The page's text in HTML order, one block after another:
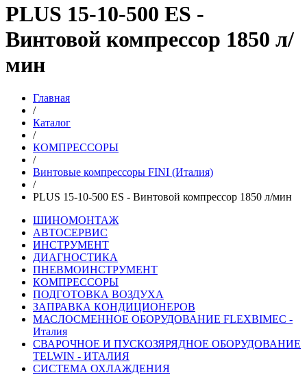
PLUS 15-10-500 ES -
Винтовой компрессор 1850 л/
мин
Главная
/
Каталог
/
КОМПРЕССОРЫ
/
Винтовые компрессоры FINI (Италия)
/
PLUS 15-10-500 ES - Винтовой компрессор 1850 л/мин
ШИНОМОНТАЖ
АВТОСЕРВИС
ИНСТРУМЕНТ
ДИАГНОСТИКА
ПНЕВМОИНСТРУМЕНТ
КОМПРЕССОРЫ
ПОДГОТОВКА ВОЗДУХА
ЗАПРАВКА КОНДИЦИОНЕРОВ
МАСЛОСМЕННОЕ ОБОРУДОВАНИЕ FLEXBIMEC -
Италия
СВАРОЧНОЕ И ПУСКОЗЯРЯДНОЕ ОБОРУДОВАНИЕ
TELWIN - ИТАЛИЯ
СИСТЕМА ОХЛАЖДЕНИЯ